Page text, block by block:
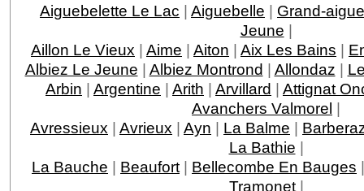
Aiguebelette Le Lac | Aiguebelle | Grand-
Jeune |
Aillon Le Vieux | Aime | Aiton | Aix Les Bains |
Albiez Le Jeune | Albiez Montrond | Allondaz |
Arbin | Argentine | Arith | Arvillard | Attignat
Avanchers Valmorel |
Avressieux | Avrieux | Ayn | La Balme |
La Bathie |
La Bauche | Beaufort | Bellecombe En Bauges
Tramonet|